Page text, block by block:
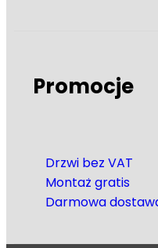
Promocje
Drzwi bez VAT
Montaż gratis
Darmowa